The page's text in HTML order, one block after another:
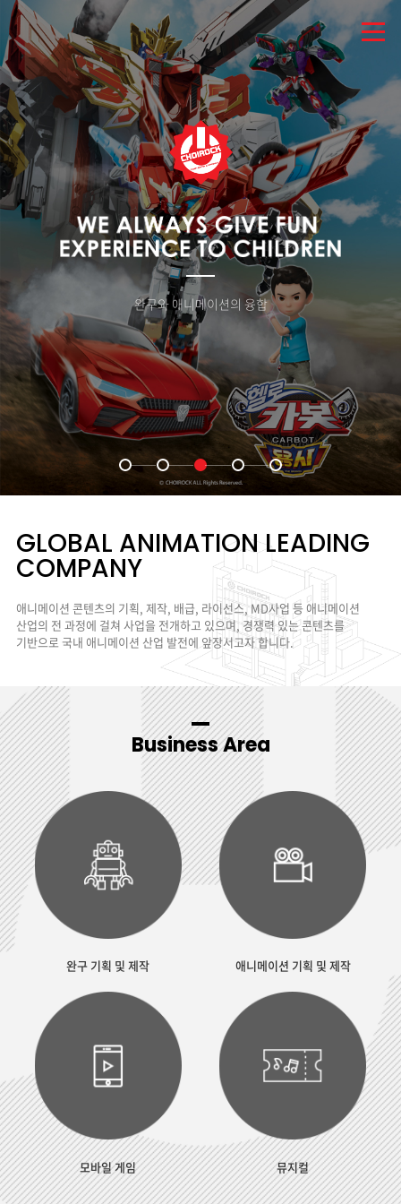
완구와 애니메이션의 융합
GLOBAL ANIMATIONLEADING
COMPANY
애니메이션 콘텐츠의 기획, 제작, 배급, 라이선스, MD사업 등 애니메이션
산업의 전 과정에 걸쳐 사업을 전개하고 있으며, 경쟁력 있는 콘텐츠를
기반으로 국내 애니메이션 산업 발전에 앞장서고자 합니다.
Business Area
완구 기획 및 제작 애니메이션 기획 및 제작
모바일 게임 뮤지컬